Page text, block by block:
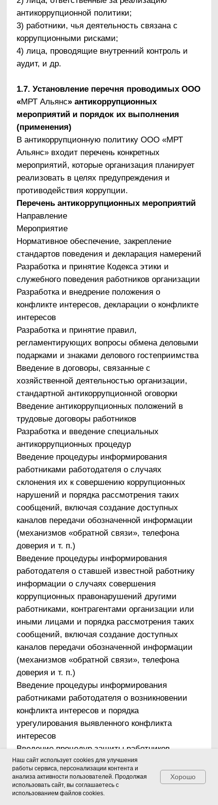
из которых выделить составные элементы
(подпроцессы);
деловой операции, определить те элементы
(подпроцессы), при реализации которых
наиболее вероятно возникновение
которого связана с коррупционным риском,
составить описание возможных коррупционных
характеристику выгоды или преимущества,
которое может быть получено организацией
совершении «коррупционного
правонарушения»;
должности в организации, которые
являются «ключевыми» для совершения
коррупционного правонарушения, – участие
каких должностных лиц организации
коррупционного правонарушения стало
возможным;
вероятные формы осуществления
коррупционных платежей;
4) на основании проведенного анализа
подготовить «карту коррупционных рисков
«критических точек» и возможных
коррупционных правонарушений;
5) сформировать перечень должностей,
связанных с высоким коррупционным риском. В
отношении работников, замещающих такие
должности, могут быть установлены
требования, например, регулярное заполнение
декларации о конфликте интересов;
или минимизации коррупционных рисков.
Такие меры рекомендуется разработать для
каждой «критической точки». В зависимости от
меры могут включать:
детальную регламентацию способа и
сроков совершения действий работником в
«критической точке»;
реинжиниринг функций, в том числе их
перераспределение между структурными
введение или расширение процессуальных
форм внешнего взаимодействия
представителями контрагентов, органов
государственной власти и др.), например,
использование информационных
направления для осуществления такого
взаимодействия;
установление дополнительных форм
отчетности работников о результатах
принятых решений;
введение ограничений, затрудняющих
др.
Наш сайт использует cookies для улучшения
работы сервиса, персонализации контента и
анализа активности пользователей. Продолжая
использовать сайт, вы соглашаетесь с
использованием файлов cookies.
Хорошо